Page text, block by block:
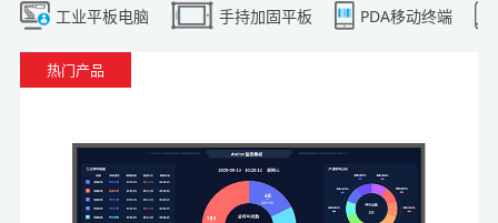
工业平板电脑 手持加固平板 PDA移动终端
热门产品